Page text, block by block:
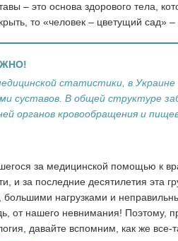
– это основа здорового тела,
то «человек – цветущий сад» –
статистики, в
суставов. В общей структуре
органов кровообращения и
за медицинской помощью к
и за последние десятилетия эта
большими нагрузками и
от нашего невнимания! Поэтому,
давайте вспомним, как же все-